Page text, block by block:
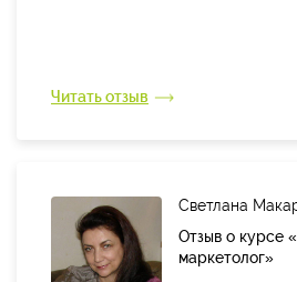
Читать отзыв
Светлана
Отзыв о курсе
маркетолог»